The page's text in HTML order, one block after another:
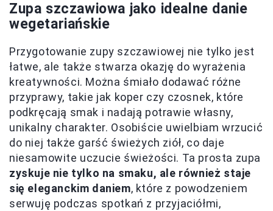
Zupa szczawiowa jako idealne danie
wegetariańskie
Przygotowanie zupy szczawiowej nie tylko jest
łatwe, ale także stwarza okazję do wyrażenia
kreatywności. Można śmiało dodawać różne
przyprawy, takie jak koper czy czosnek, które
podkręcają smak i nadają potrawie własny,
unikalny charakter. Osobiście uwielbiam wrzucić
do niej także garść świeżych ziół, co daje
niesamowite uczucie świeżości. Ta prosta zupa
zyskuje nie tylko na smaku, ale również staje
się eleganckim daniem, które z powodzeniem
serwuję podczas spotkań z przyjaciółmi,